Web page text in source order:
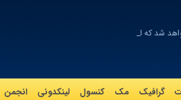
شد که امر_
گرافيک مک کنسول لینکدونی انجمن